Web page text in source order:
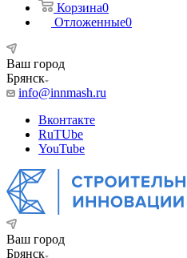
Корзина0
Отложенные0
Ваш город
Брянск
info@innmash.ru
Вконтакте
RuTUbe
YouTube
Ваш город
Брянск